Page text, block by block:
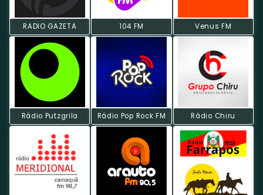
RADIO GAZETA 104 FM Venus FM
Rádio Putzgrila Rádio Pop Rock FM Rádio Chiru